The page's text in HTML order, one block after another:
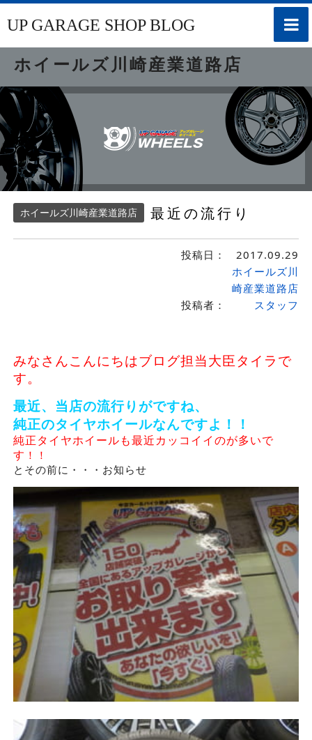
toggle
UP GARAGE SHOP BLOG
ホイールズ川崎産業道路店
ホイールズ川崎産業道路店 最近の流行り
投稿日： 2017.09.29
投稿者：
ホイールズ川
崎産業道路店
スタッフ
みなさんこんにちはブログ担当大臣タイラで
す。
最近、当店の流行りがですね、
純正のタイヤホイールなんですよ！！
純正タイヤホイールも最近カッコイイのが多いで
す ！！
とその前に・・・お知らせ